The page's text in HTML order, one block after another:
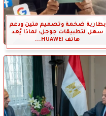
بطارية ضخمة وتصميم متين ودعم
سهل لتطبيقات جوجل: لماذا يُعد
هاتف HUAWEI...